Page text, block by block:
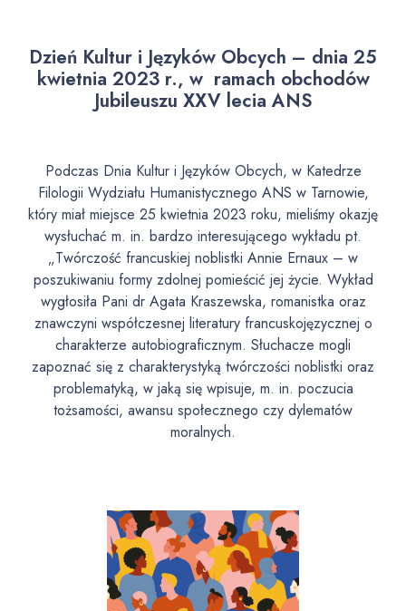
Dzień Kultur i Języków Obcych – dnia 25
kwietnia 2023 r., w ramach obchodów
Jubileuszu XXV lecia ANS
Podczas Dnia Kultur i Języków Obcych, w Katedrze
Filologii Wydziału Humanistycznego ANS w Tarnowie,
który miał miejsce 25 kwietnia 2023 roku, mieliśmy okazję
wysłuchać m. in. bardzo interesującego wykładu pt.
„Twórczość francuskiej noblistki Annie Ernaux – w
poszukiwaniu formy zdolnej pomieścić jej życie. Wykład
wygłosiła Pani dr Agata Kraszewska, romanistka oraz
znawczyni współczesnej literatury francuskojęzycznej o
charakterze autobiograficznym. Słuchacze mogli
zapoznać się z charakterystyką twórczości noblistki oraz
problematyką, w jaką się wpisuje, m. in. poczucia
tożsamości, awansu społecznego czy dylematów
moralnych.